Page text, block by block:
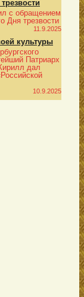
с обращением
Дня трезвости
11.9.2025
культуры
Патриарх
дал
10.9.2025